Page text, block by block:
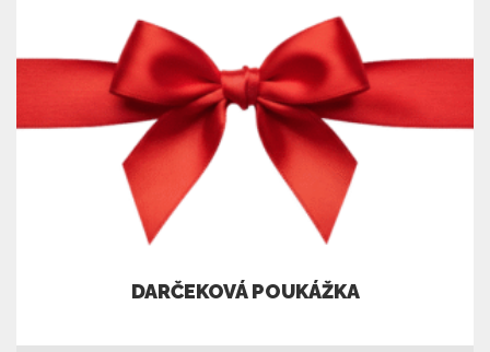
DARČEKOVÁ POUKÁŽKA